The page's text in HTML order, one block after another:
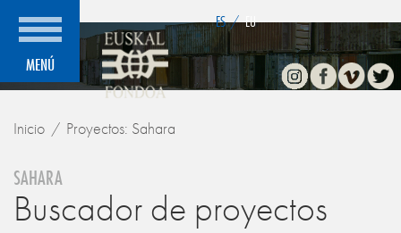
MENÚ
ES / EU
InstagramFacebook
Vimeo
Inicio Proyectos: Sahara
SAHARA
Buscador de proyectos